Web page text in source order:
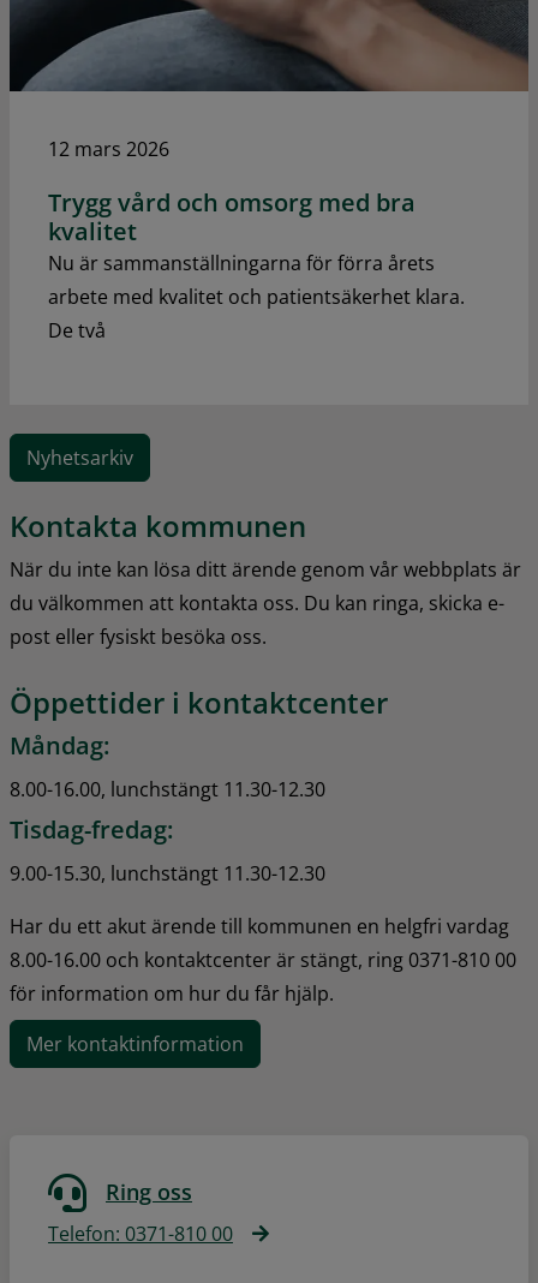
12 mars 2026
Trygg vård och omsorg med bra
kvalitet
Nu är sammanställningarna för förra årets
arbete med kvalitet och patientsäkerhet klara.
De två
Nyhetsarkiv
Kontakta kommunen
När du inte kan lösa ditt ärende genom vår webbplats är
du välkommen att kontakta oss. Du kan ringa, skicka e-
post eller fysiskt besöka oss.
Öppettider i kontaktcenter
Måndag:
8.00-16.00, lunchstängt 11.30-12.30
Tisdag-fredag:
9.00-15.30, lunchstängt 11.30-12.30
Har du ett akut ärende till kommunen en helgfri vardag
8.00-16.00 och kontaktcenter är stängt, ring 0371-810 00
för information om hur du får hjälp.
Mer kontaktinformation
Ring oss
Telefon: 0371-810 00